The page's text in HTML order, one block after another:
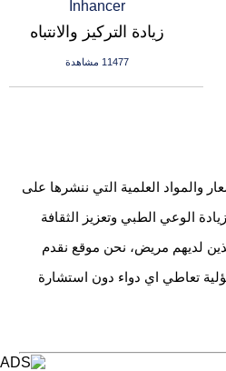
زيادة التركيز والانتباه
11477 مشاهدة
والمواد العلمية التي ننشرها على
الوعي الطبي وتعزيز الثقافة
لديهم مريض، نحن موقع نقدم
تعاطي اي دواء دون استشارة